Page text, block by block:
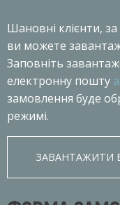
Шановнi клiєнти,
ви можете
Заповніть
електронну пошту
замовлення буде
режимі.
ЗАВАНТАЖИТИ